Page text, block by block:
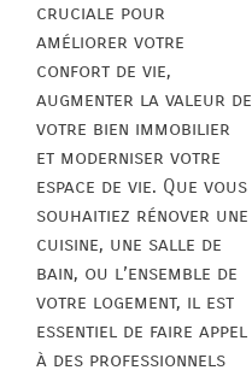
cruciale pour
améliorer votre
confort de vie,
augmenter la valeur de
votre bien immobilier
et moderniser votre
espace de vie. Que vous
souhaitiez rénover une
cuisine, une salle de
bain, ou l’ensemble de
votre logement, il est
essentiel de faire appel
à des professionnels